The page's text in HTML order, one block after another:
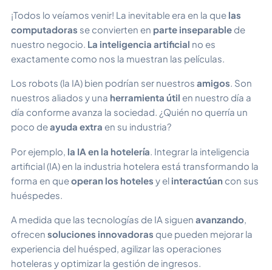
¡Todos lo veíamos venir! La inevitable era en la que las
computadoras se convierten en parte inseparable de
nuestro negocio. La inteligencia artificial no es
exactamente como nos la muestran las películas.
Los robots (la IA) bien podrían ser nuestros amigos. Son
nuestros aliados y una herramienta útil en nuestro día a
día conforme avanza la sociedad. ¿Quién no querría un
poco deayuda extra en su industria?
Por ejemplo, la IA en la hotelería . Integrar la inteligencia
artificial (IA) en la industria hotelera está transformando la
forma en queoperan los hoteles y el interactúan con sus
huéspedes.
A medida que las tecnologías de IA siguen avanzando,
ofrecen soluciones innovadoras que pueden mejorar la
experiencia del huésped, agilizar las operaciones
hoteleras y optimizar la gestión de ingresos.